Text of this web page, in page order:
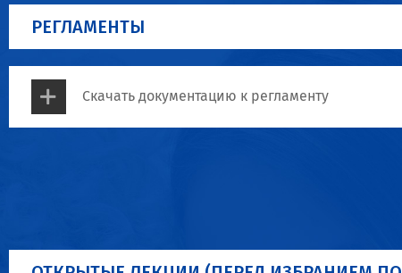
РЕГЛАМЕНТЫ
Скачать документацию к регламенту